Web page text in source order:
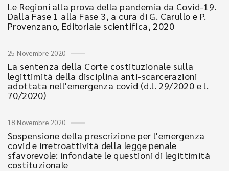
Le Regioni alla prova della pandemia da Covid-19.
Dalla Fase 1 alla Fase 3, a cura di G. Carullo e P.
Provenzano, Editoriale scientifica, 2020
25 Novembre 2020
La sentenza della Corte costituzionale sulla
legittimità della disciplina anti-scarcerazioni
adottata nell'emergenza covid (d.l. 29/2020 e l.
70/2020)
18 Novembre 2020
Sospensione della prescrizione per l'emergenza
covid e irretroattività della legge penale
sfavorevole: infondate le questioni di legittimità
costituzionale